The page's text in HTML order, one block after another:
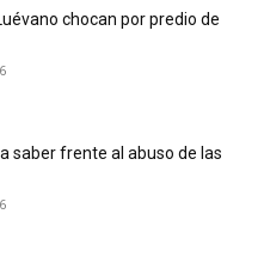
chocan por predio de
saber frente al abuso de las